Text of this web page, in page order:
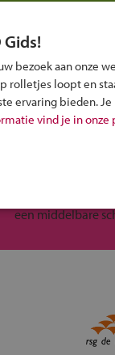
een middelbare
bezoek aan onze
rolletjes loopt en
ervaring bieden.
vind je in onze